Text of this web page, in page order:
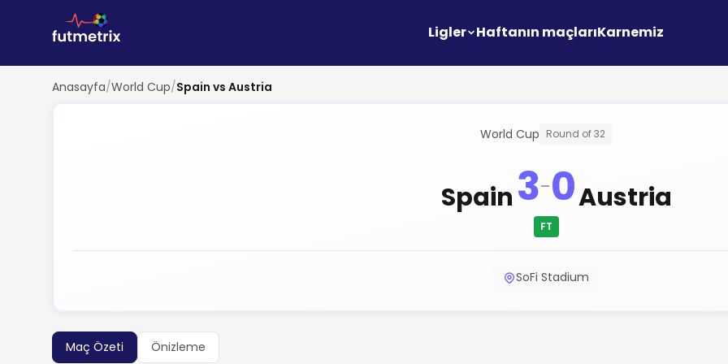
Ligler Haftanın maçlarıKarnemiz
Anasayfa/World Cup/Spain vs Austria
World Cup Round of 32
Spain3-0
FT
Austria
SoFi Stadium
Maç Özeti Önizleme